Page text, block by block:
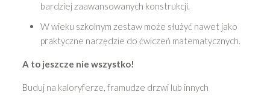
bardziej zaawansowanych konstrukcji.
W wieku szkolnym zestaw może służyć nawet jako
praktyczne narzędzie do ćwiczeń matematycznych.
A to jeszcze nie wszystko!
Buduj na kaloryferze, framudze drzwi lub innych